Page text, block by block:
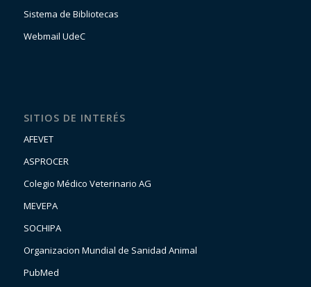
Sistema de Bibliotecas
Webmail UdeC
SITIOS DE INTERÉS
AFEVET
ASPROCER
Colegio Médico Veterinario AG
MEVEPA
SOCHIPA
Organizacion Mundial de Sanidad Animal
PubMed